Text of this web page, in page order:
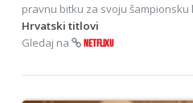
pravnu bitku za svoju šampionsku
Hrvatski titlovi
Gledaj na
NETFLIXU